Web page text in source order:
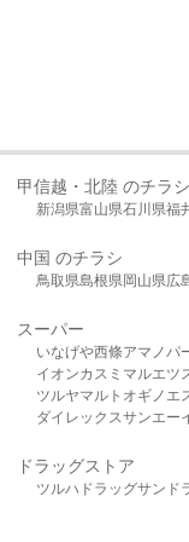
甲信越・北陸 のチラシ
新潟県富山県石川県福
中国 のチラシ
鳥取県島根県岡山県広
スーパー
いなげや西條アマノパ
イオンカスミ マルエツ
ツルヤマルト オギノ エ
ダイレックスサンエー
ドラッグストア
ツルハドラッグサンド